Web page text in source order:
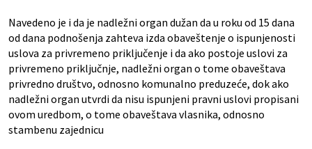
Navedeno je i da je nadležni organ dužan da u roku od 15 dana
od dana podnošenja zahteva izda obaveštenje o ispunjenosti
uslova za privremeno priključenje i da ako postoje uslovi za
privremeno priključnje, nadležni organ o tome obaveštava
privredno društvo, odnosno komunalno preduzeće, dok ako
nadležni organ utvrdi da nisu ispunjeni pravni uslovi propisani
ovom uredbom, o tome obaveštava vlasnika, odnosno
stambenu zajednicu